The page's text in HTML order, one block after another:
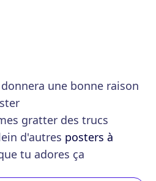
une bonne raison
gratter des trucs
d'autres posters à
tu adores ça